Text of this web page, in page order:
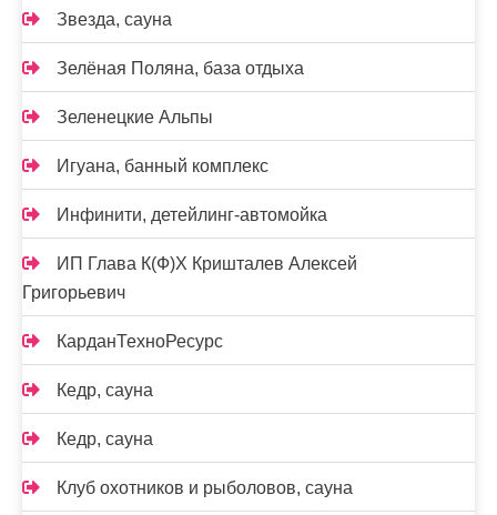
Звезда, сауна
Зелёная Поляна, база отдыха
Зеленецкие Альпы
Игуана, банный комплекс
Инфинити, детейлинг-автомойка
ИП Глава К(Ф)Х Кришталев Алексей
Григорьевич
КарданТехноРесурс
Кедр, сауна
Кедр, сауна
Клуб охотников и рыболовов, сауна